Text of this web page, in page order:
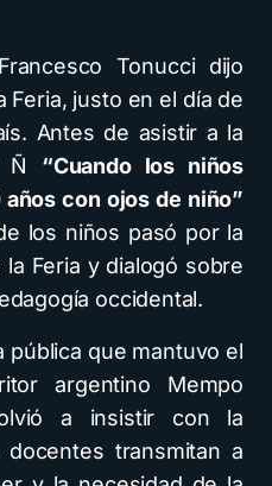
Tonucci dijo
Feria, justo en el día de
Antes de asistir a la
Ñ “Cuando los niños
con ojos de niño”
los niños pasó por la
Feria y dialogó sobre
occidental.
pública que mantuvo el
argentino Mempo
a insistir con la
transmitan a